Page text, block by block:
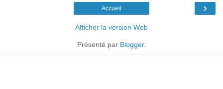
›
Accueil
Afficher la version Web
Présenté par Blogger.